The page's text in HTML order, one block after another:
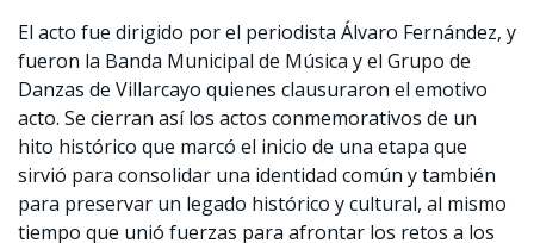
El acto fue dirigido por el periodista Álvaro Fernández, y
fueron la Banda Municipal de Música y el Grupo de
Danzas de Villarcayo quienes clausuraron el emotivo
acto. Se cierran así los actos conmemorativos de un
hito histórico que marcó el inicio de una etapa que
sirvió para consolidar una identidad común y también
para preservar un legado histórico y cultural, al mismo
tiempo que unió fuerzas para afrontar los retos a los